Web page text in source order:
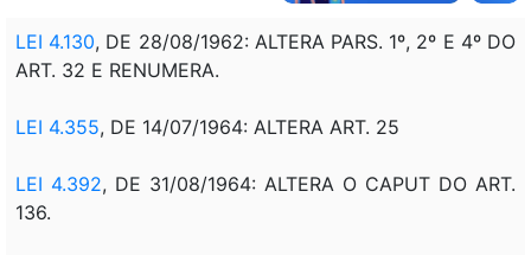
LEI 4.130, DE 28/08/1962: ALTERA PARS. 1º, 2º E 4º DO
ART. 32 E RENUMERA.
LEI 4.355, DE 14/07/1964: ALTERA ART. 25
LEI 4.392, DE 31/08/1964: ALTERA O CAPUT DO ART.
136.